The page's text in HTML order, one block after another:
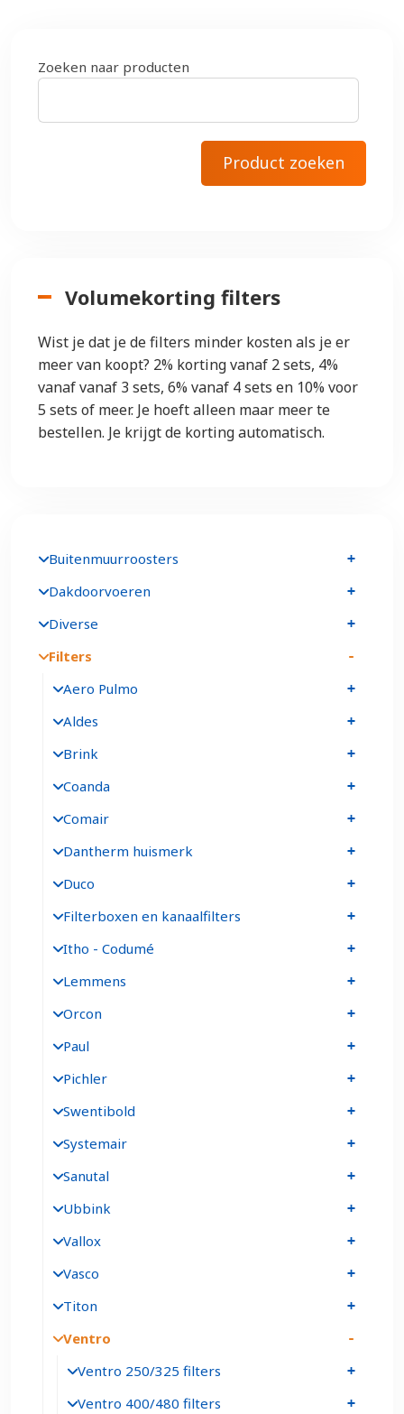
Zoeken naar producten
Volumekorting filters
Wist je dat je de filters minder kosten als je er
meer van koopt? 2% korting vanaf 2 sets, 4%
vanaf vanaf 3 sets, 6% vanaf 4 sets en 10% voor
5 sets of meer. Je hoeft alleen maar meer te
bestellen. Je krijgt de korting automatisch.
Buitenmuurroosters
Dakdoorvoeren
Diverse
Filters
Aero Pulmo
Aldes
Brink
Coanda
Comair
Dantherm huismerk
Duco
Filterboxen en kanaalfilters
Itho - Codumé
Lemmens
Orcon
Paul
Pichler
Swentibold
Systemair
Sanutal
Ubbink
Vallox
Vasco
Titon
Ventro
Ventro 250/325 filters
Ventro 400/480 filters